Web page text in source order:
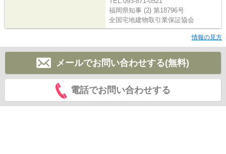
福岡県知事 (2) 第18796号
全国宅地建物取引業保証協会
情報の見方
メールでお問い合わせする(無料)
電話でお問い合わせする